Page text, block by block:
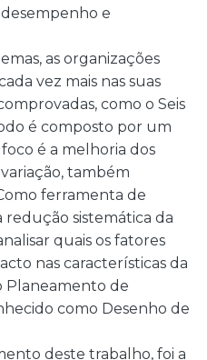
e
as organizações
vez mais nas suas
como o Seis
é composto por um
é a melhoria dos
também
ferramenta de
redução sistemática da
quais os fatores
nas características da
Planeamento de
como Desenho de
deste trabalho, foi a